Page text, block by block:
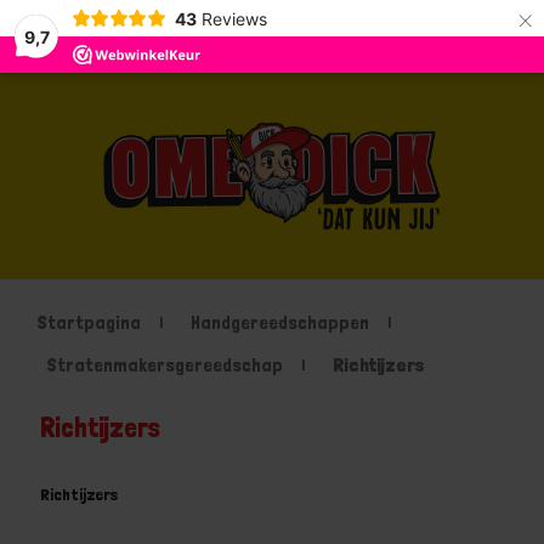
9,7
43 Reviews ×
Startpagina
Handgereedschappen
Stratenmakersgereedschap
Richtijzers
Richtijzers
Richtijzers